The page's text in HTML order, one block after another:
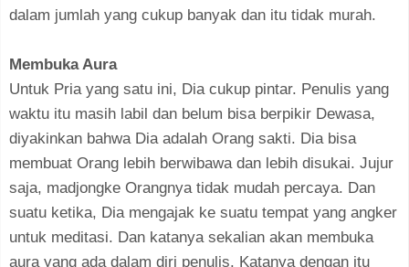
dalam jumlah yang cukup banyak dan itu tidak murah.
Membuka Aura
Untuk Pria yang satu ini, Dia cukup pintar. Penulis yang
waktu itu masih labil dan belum bisa berpikir Dewasa,
diyakinkan bahwa Dia adalah Orang sakti. Dia bisa
membuat Orang lebih berwibawa dan lebih disukai. Jujur
saja, madjongke Orangnya tidak mudah percaya. Dan
suatu ketika, Dia mengajak ke suatu tempat yang angker
untuk meditasi. Dan katanya sekalian akan membuka
aura yang ada dalam diri penulis. Katanya dengan itu